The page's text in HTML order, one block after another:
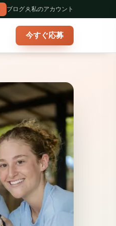
ブログ 私のアカウント
今すぐ応募